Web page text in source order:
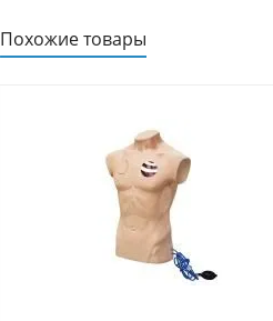
Похожие товары